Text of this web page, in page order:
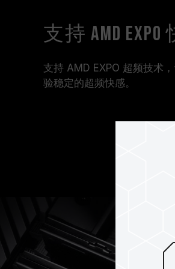
支持 AMD
支持 AMD EXPO 超频技术
验稳定的超频快感。